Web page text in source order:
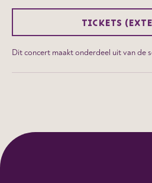
TICKETS
Dit concert maakt onderdeel uit van de